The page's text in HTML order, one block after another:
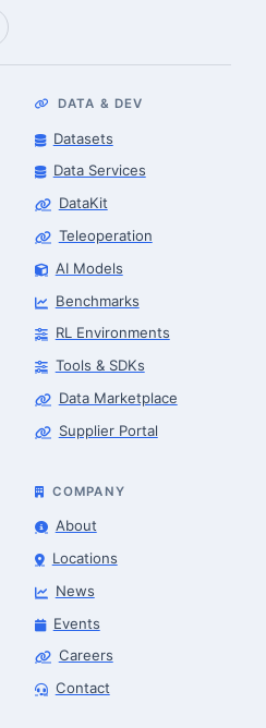
DATA & DEV
Datasets
Data Services
DataKit
Teleoperation
AI Models
Benchmarks
RL Environments
Tools & SDKs
Data Marketplace
Supplier Portal
COMPANY
About
Locations
News
Events
Careers
Contact